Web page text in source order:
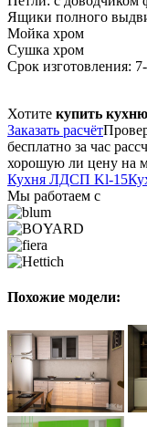
Ящики полного
Мойка хром
Сушка хром
Срок изготовления:
Хотите купить
Заказать расчёт
бесплатно за час
хорошую ли цену на
Кухня ЛДСП Kl-15
Мы работаем с
Похожие модели: